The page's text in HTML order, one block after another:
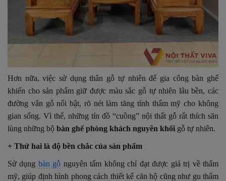
Hơn nữa, việc sử dụng thân gỗ tự nhiên để gia công bàn ghế
khiến cho sản phẩm giữ được màu sắc gỗ tự nhiên lâu bền, các
đường vân gỗ nổi bật, rõ nét làm tăng tính thẩm mỹ cho không
gian sống. Vì thế, những tín đồ “cuồng” nội thất gỗ rất thích săn
lùng những bộ bàn ghế phòng khách nguyên khối gỗ tự nhiên.
+ Thứ hai là độ bền chắc của sản phẩm
Sử dụng bàn gỗ nguyên tấm không chỉ đạt được giá trị về thẩm
mỹ, giúp định hình phong cách thiết kế căn hộ cũng như gu thẩm